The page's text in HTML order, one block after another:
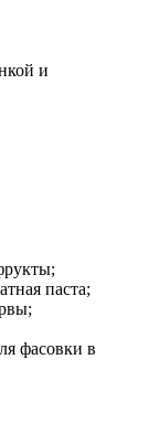
и
паста;
фасовки в